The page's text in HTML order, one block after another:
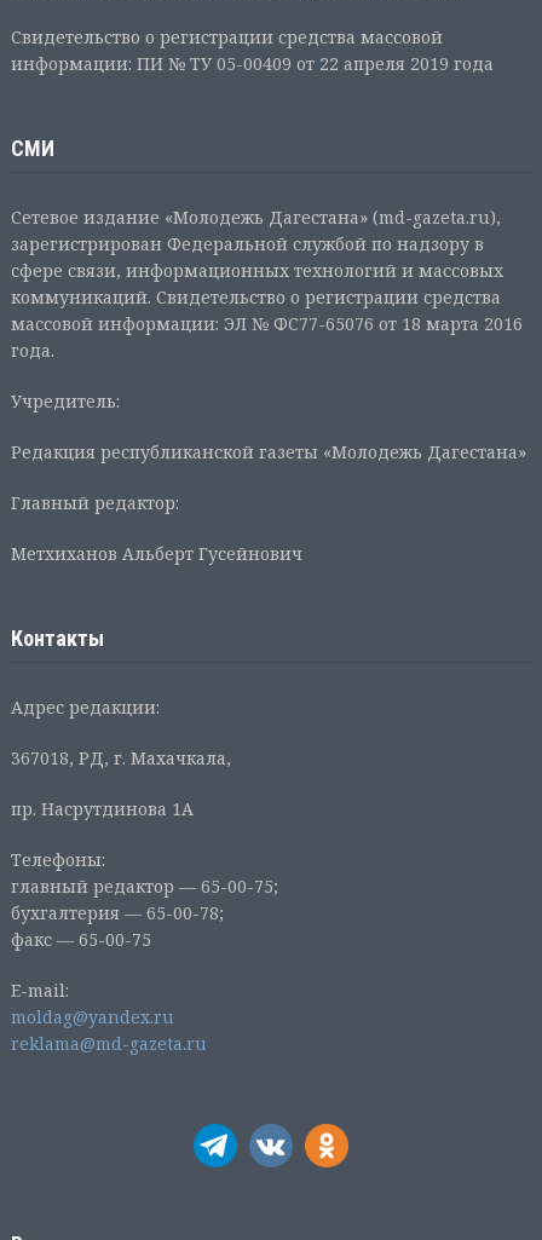
Свидетельство о регистрации средства массовой
информации: ПИ № ТУ 05-00409 от 22 апреля 2019 года
СМИ
Сетевое издание «Молодежь Дагестана» (md-gazeta.ru),
зарегистрирован Федеральной службой по надзору в
сфере связи, информационных технологий и массовых
коммуникаций. Свидетельство о регистрации средства
массовой информации: ЭЛ № ФС77-65076 от 18 марта 2016
года.
Учредитель:
Редакция республиканской газеты «Молодежь Дагестана»
Главный редактор:
Метхиханов Альберт Гусейнович
Контакты
Адрес редакции:
367018, РД, г. Махачкала,
пр. Насрутдинова 1А
Телефоны:
главный редактор — 65-00-75;
бухгалтерия — 65-00-78;
факс — 65-00-75
E-mail:
moldag@yandex.ru
reklama@md-gazeta.ru